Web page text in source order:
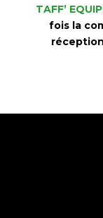
TAFF’
fois la